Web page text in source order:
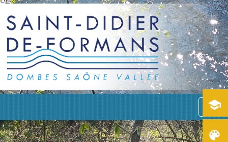
menu
school
color_lens